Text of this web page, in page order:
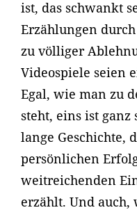
ist, das schwankt
Erzählungen
zu völliger
Videospiele seien
Egal, wie man zu
steht, eins ist ganz
lange Geschichte,
persönlichen
weitreichenden
erzählt. Und auch,